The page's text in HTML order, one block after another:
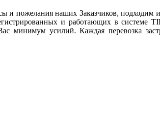
пожелания наших Заказчиков, подходим
и работающих в
минимум усилий. Каждая перевозка